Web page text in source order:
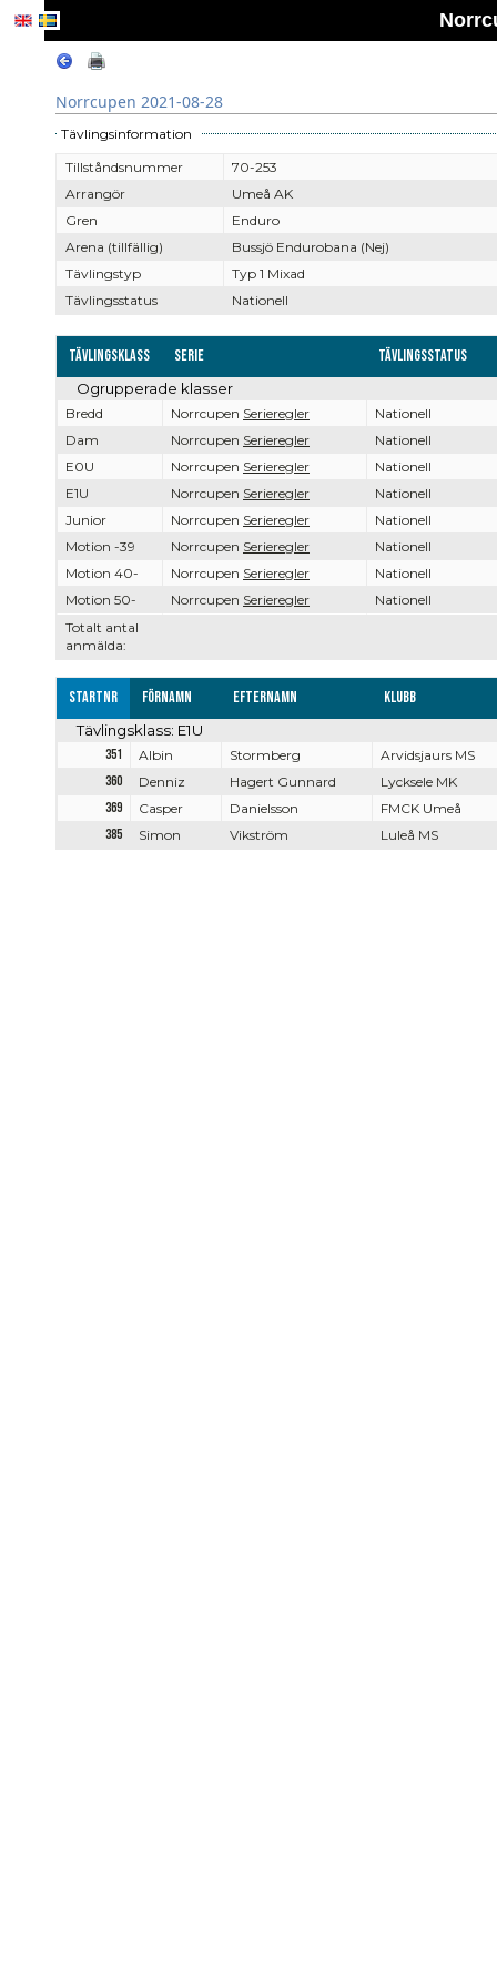
Norrcupen 2021-08-28
Tävlingsinformation
Tillståndsnummer
70-253
Arrangör
Umeå AK
Gren
Enduro
Arena (tillfällig)
Bussjö Endurobana (Nej)
Tävlingstyp
Typ 1 Mixad
Tävlingsstatus
Nationell
Tävlingsklass Serie Tävlingsstatus
Totalt antal
anmälda:
Ogrupperade klasser
Bredd Norrcupen Serieregler
Nationell
Dam
Norrcupen Serieregler
Nationell
E0U
Norrcupen Serieregler
Nationell
E1U
Norrcupen Serieregler
Nationell
Junior
Norrcupen Serieregler
Nationell
Motion -39
Norrcupen Serieregler
Nationell
Motion 40-
Norrcupen Serieregler
Nationell
Motion 50-
Norrcupen Serieregler Nationell
Startnr Förnamn Efternamn Klubb
Tävlingsklass: E1U
351 Albin Stormberg
Arvidsjaurs MS
360
Denniz Hagert Gunnard
Lycksele MK
369
Casper Danielsson
FMCK Umeå
385
Simon Vikström Luleå MS